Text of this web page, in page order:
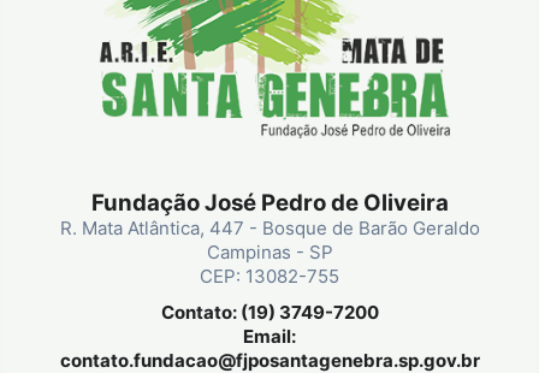
Fundação José Pedro de Oliveira
R. Mata Atlântica, 447 - Bosque de Barão Geraldo
Campinas - SP
CEP: 13082-755
Contato: (19) 3749-7200
Email:
contato.fundacao@fjposantagenebra.sp.gov.br